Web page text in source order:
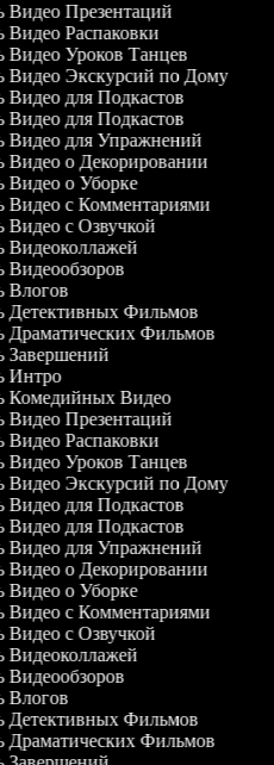
Видео Презентаций
Видео Распаковки
Видео Уроков Танцев
Видео Экскурсий по Дому
Видео для Подкастов
Видео для Подкастов
Видео для Упражнений
Видео о Декорировании
Видео о Уборке
Видео с Комментариями
Видео с Озвучкой
Видеоколлажей
Видеообзоров
Влогов
Детективных Фильмов
Драматических Фильмов
Завершений
Интро
Комедийных Видео
Видео Презентаций
Видео Распаковки
Видео Уроков Танцев
Видео Экскурсий по Дому
Видео для Подкастов
Видео для Подкастов
Видео для Упражнений
Видео о Декорировании
Видео о Уборке
Видео с Комментариями
Видео с Озвучкой
Видеоколлажей
Видеообзоров
Влогов
Детективных Фильмов
Драматических Фильмов